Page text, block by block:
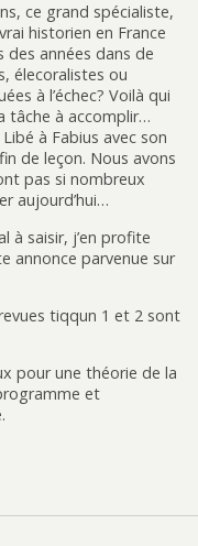
ce grand spécialiste,
historien en France
des années dans de
élecoralistes ou
à l’échec? Voilà qui
tâche à accomplir…
à Fabius avec son
de leçon. Nous avons
pas si nombreux
aujourd’hui…
à saisir, j’en profite
annonce parvenue sur
tiqqun 1 et 2 sont
pour une théorie de la
et